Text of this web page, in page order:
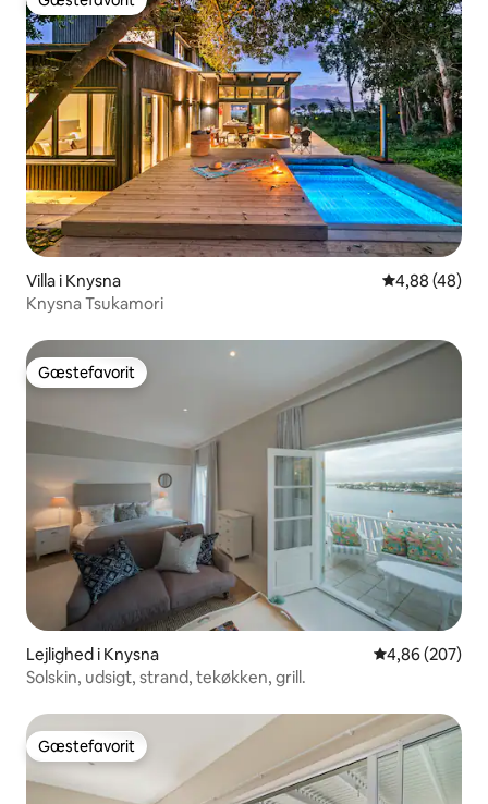
Gæstefavorit
Villa i Knysna 4,88 ud af 5 i
4,88 (48)
Knysna Tsukamori
Gæstefavorit
Gæstefavorit
Lejlighed i Knysna 4,86 ud af 5 i
4,86 (207)
Solskin, udsigt, strand, tekøkken, grill.
Gæstefavorit
Gæstefavorit